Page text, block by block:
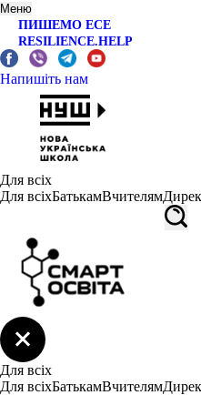
Меню
ПИШЕМО ЕСЕ
RESILIENCE.HELP
Напишіть нам
Для всіх
Для всіхБатькамВчителям
Для всіх
Для всіхБатькамВчителям